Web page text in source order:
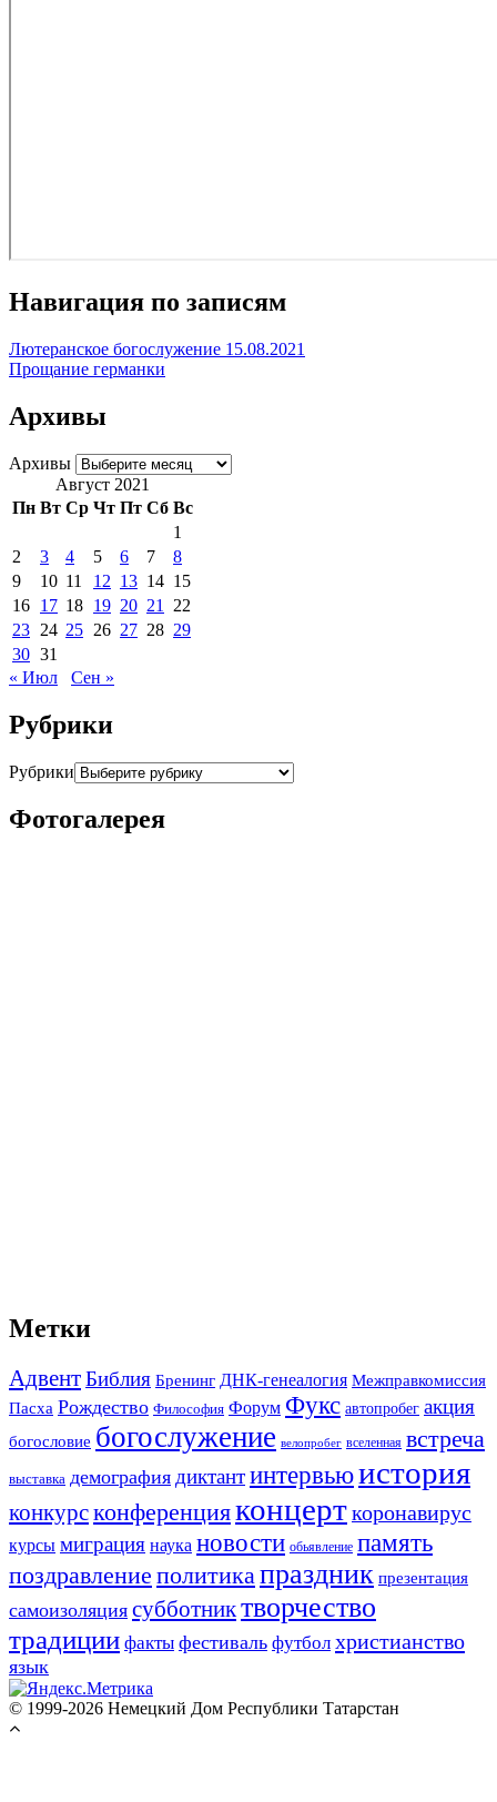
Навигация по записям
Лютеранское богослужение 15.08.2021
Прощание германки
Архивы
Архивы
Август 2021
Пн Вт Ср Чт Пт Сб Вс
1
2
3 4 5 6 7
8
9
10 11 12 13 14 15
16 17 18 19 20 21
22
23 24 25 26 27 28 29
30 31
« Июл
Сен »
Рубрики
Рубрики
Фотогалерея
Метки
АдвентБиблия Бренинг ДНК-генеалогия Межправкомиссия
Пасха Рождество Философия Форум Фукс автопробег акция
богословие богослужение велопробег вселенная встреча
выставка демография диктантинтервьюистория
конкурсконференцияконцерткоронавирус
курсы миграция наука новости обьявление память
поздравление политикапраздник презентация
самоизоляция субботниктворчество
традиции факты фестиваль футбол христианство
язык
© 1999-2026 Немецкий Дом Республики Татарстан